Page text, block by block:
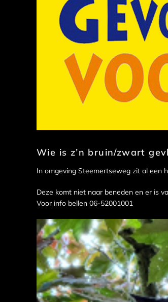
Wie is z’n bruin/zwart
In omgeving Steemertseweg zit al een
Deze komt niet naar beneden en er is
Voor info bellen 06-52001001